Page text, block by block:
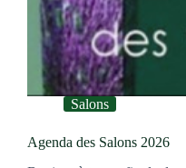
Salons
Agenda des Salons 2026